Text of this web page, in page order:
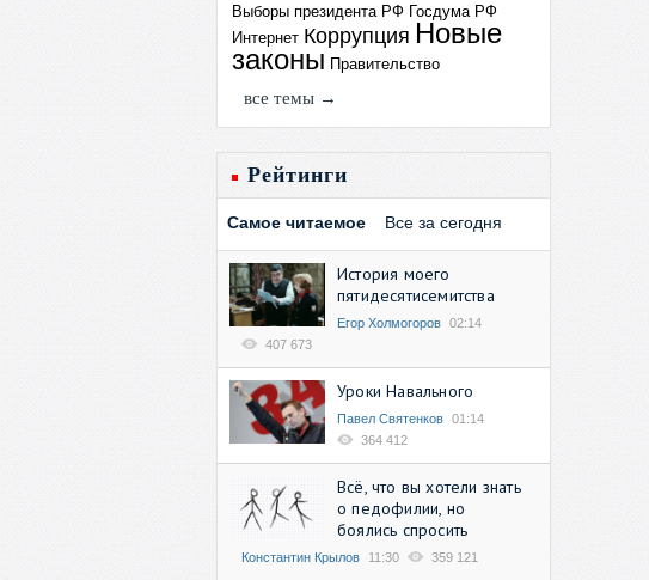
Выборы президента РФ Госдума РФ
Интернет Коррупция Новые
законы Правительство
все темы →
Рейтинги
Самое читаемое Все за сегодня
История моего
пятидесятисемитства
Егор Холмогоров 02:14
407 673
Уроки Навального
Павел Святенков 01:14
364 412
Всё, что вы хотели знать
о педофилии, но
боялись спросить
Константин Крылов 11:30 359 121